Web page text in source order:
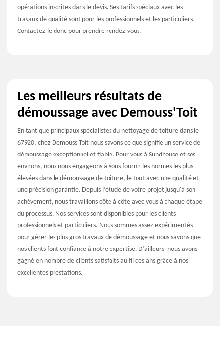
opérations inscrites dans le devis. Ses tarifs spéciaux avec les
travaux de qualité sont pour les professionnels et les particuliers.
Contactez-le donc pour prendre rendez-vous.
Les meilleurs résultats de
démoussage avec Demouss'Toit
En tant que principaux spécialistes du nettoyage de toiture dans le
67920, chez Demouss'Toit nous savons ce que signifie un service de
démoussage exceptionnel et fiable. Pour vous à Sundhouse et ses
environs, nous nous engageons à vous fournir les normes les plus
élevées dans le démoussage de toiture, le tout avec une qualité et
une précision garantie. Depuis l’étude de votre projet jusqu'à son
achèvement, nous travaillons côte à côte avec vous à chaque étape
du processus. Nos services sont disponibles pour les clients
professionnels et particuliers. Nous sommes assez expérimentés
pour gérer les plus gros travaux de démoussage et nous savons que
nos clients font confiance à notre expertise. D’ailleurs, nous avons
gagné en nombre de clients satisfaits au fil des ans grâce à nos
excellentes prestations.